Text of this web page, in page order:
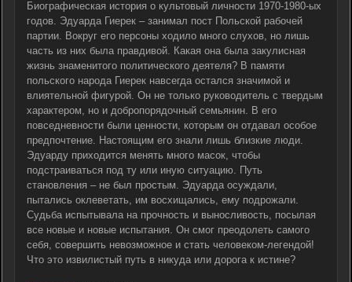
Биографическая история о культовый личности 1970-1980-ых
годов. Эдуарда Гиерек – занимал пост Польской рабочей
партии. Вокруг его персоны ходило много слухов, но лишь
часть из них была правдивой. Какая она была закулисная
жизнь знаменитого политического деятеля? В памяти
польского народа Гиерек навсегда остался значимой и
влиятельной фигурой. Он не только руководитель с твердым
характером, но и добропорядочный семьянин. В его
повседневности были ценности, которым он отдавал особое
предпочтение. Настоящим его знали лишь близкие люди.
Эдуарду приходится менять много масок, чтобы
подстраиваться под ту или иную ситуацию. Путь
становления – не был простым. Эдуарда осуждали,
пытались оклеветать, им восхищались, ему подрожали.
Судьба испытывала на прочность и выносливость, посылая
все новые и новые испытания. Он смог преодолеть самого
себя, совершить невозможное и стать человеком-легендой!
Что это извилистый путь в никуда или дорога к истине?